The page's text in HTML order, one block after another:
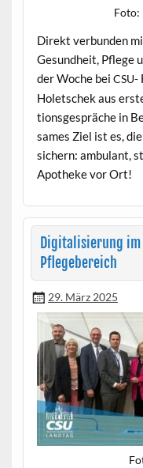
Foto:
Direkt ver­bun­den
Gesund­heit, Pflege
der Woche bei CSU-
Holetschek aus
tion­s­ge­spräche in
sames Ziel ist es,
sich­ern: ambu­lant,
Apotheke vor Ort!
Digitalisierung
Pflegebereich
29. März 2025